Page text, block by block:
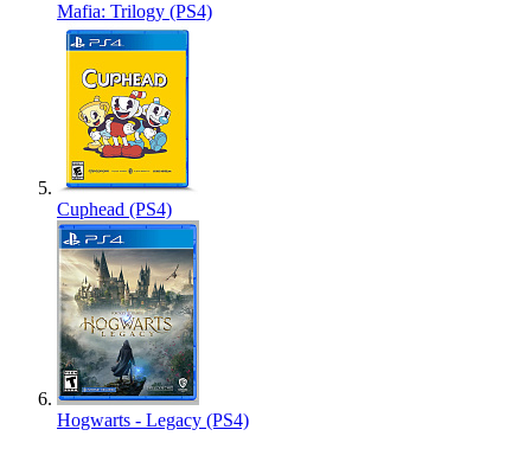
Mafia: Trilogy (PS4)
Cuphead (PS4)
Hogwarts - Legacy (PS4)